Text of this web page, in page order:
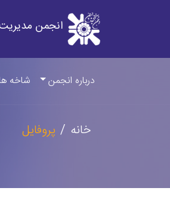
انجمن مدیریت
درباره انجمن شاخه
خانه پروفایل